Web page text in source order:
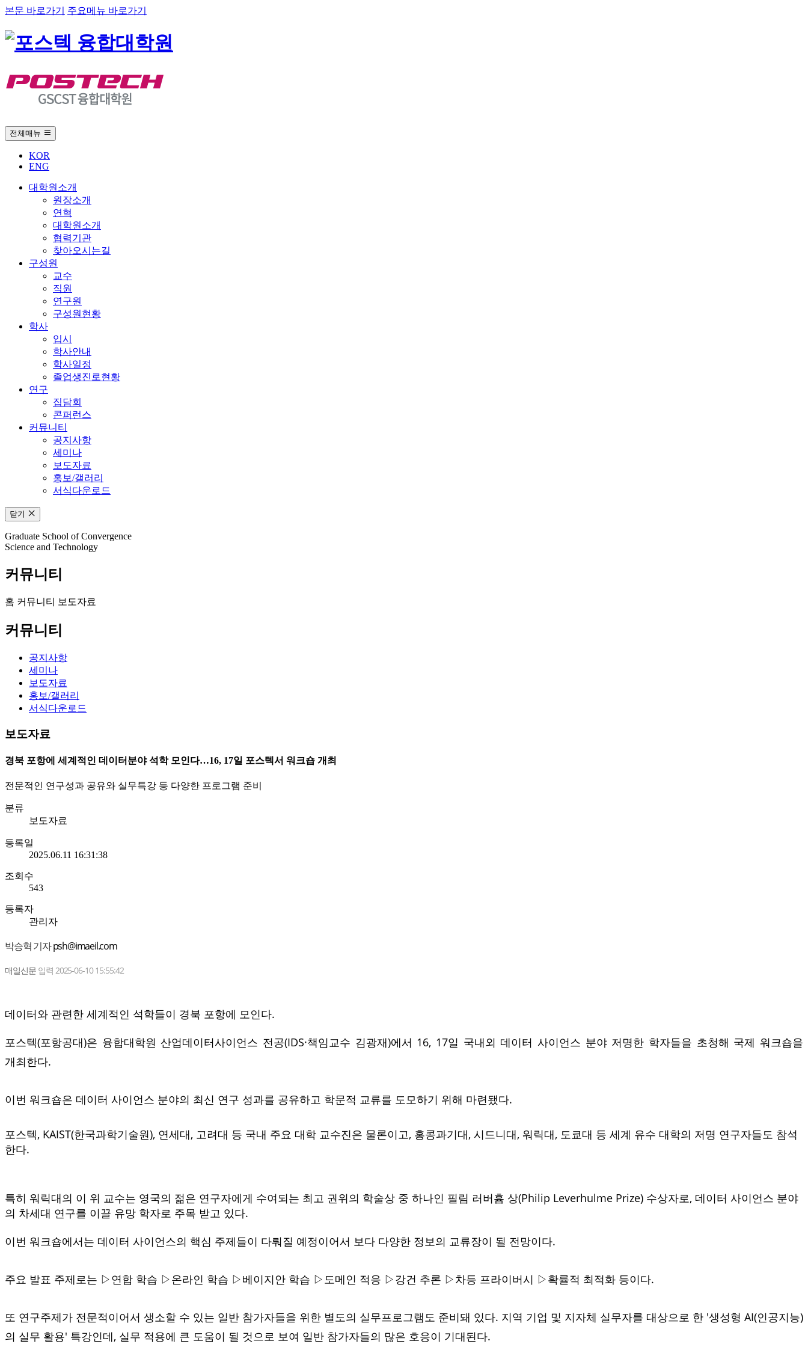
본문 바로가기 주요메뉴 바로가기
전체매뉴
KOR
ENG
대학원소개
원장소개
연혁
대학원소개
협력기관
찾아오시는길
구성원
교수
직원
연구원
구성원현황
학사
입시
학사안내
학사일정
졸업생진로현황
연구
집담회
콘퍼런스
커뮤니티
공지사항
세미나
보도자료
홍보/갤러리
서식다운로드
닫기
Graduate School of Convergence
Science and Technology
커뮤니티
홈 커뮤니티 보도자료
커뮤니티
공지사항
세미나
보도자료
홍보/갤러리
서식다운로드
보도자료
경북 포항에 세계적인 데이터분야 석학 모인다…16, 17일 포스텍서 워크숍 개최
전문적인 연구성과 공유와 실무특강 등 다양한 프로그램 준비
분류
보도자료
등록일
2025.06.11 16:31:38
조회수
543
등록자
관리자
박승혁 기자psh@imaeil.com
매일신문 입력 2025-06-10 15:55:42
데이터와 관련한 세계적인 석학들이 경북 포항에 모인다.
포스텍(포항공대)은 융합대학원 산업데이터사이언스 전공(IDS·책임교수 김광재)에서 16, 17일 국내외 데이터 사이언스 분야 저명한 학자들을 초청해 국제 워크숍을
개최한다.
이번 워크숍은 데이터 사이언스 분야의 최신 연구 성과를 공유하고 학문적 교류를 도모하기 위해 마련됐다.
포스텍, KAIST(한국과학기술원), 연세대, 고려대 등 국내 주요 대학 교수진은 물론이고, 홍콩과기대, 시드니대, 워릭대, 도쿄대 등 세계 유수 대학의 저명 연구자들도 참석
한다.
특히 워릭대의 이 위 교수는 영국의 젊은 연구자에게 수여되는 최고 권위의 학술상 중 하나인 필림 러버흄 상(Philip Leverhulme Prize) 수상자로, 데이터 사이언스 분야
의 차세대 연구를 이끌 유망 학자로 주목 받고 있다.
이번 워크숍에서는 데이터 사이언스의 핵심 주제들이 다뤄질 예정이어서 보다 다양한 정보의 교류장이 될 전망이다.
주요 발표 주제로는 ▷연합 학습 ▷온라인 학습 ▷베이지안 학습 ▷도메인 적응 ▷강건 추론 ▷차등 프라이버시 ▷확률적 최적화 등이다.
또 연구주제가 전문적이어서 생소할 수 있는 일반 참가자들을 위한 별도의 실무프로그램도 준비돼 있다. 지역 기업 및 지자체 실무자를 대상으로 한 '생성형 AI(인공지능)
의 실무 활용' 특강인데, 실무 적용에 큰 도움이 될 것으로 보여 일반 참가자들의 많은 호응이 기대된다.